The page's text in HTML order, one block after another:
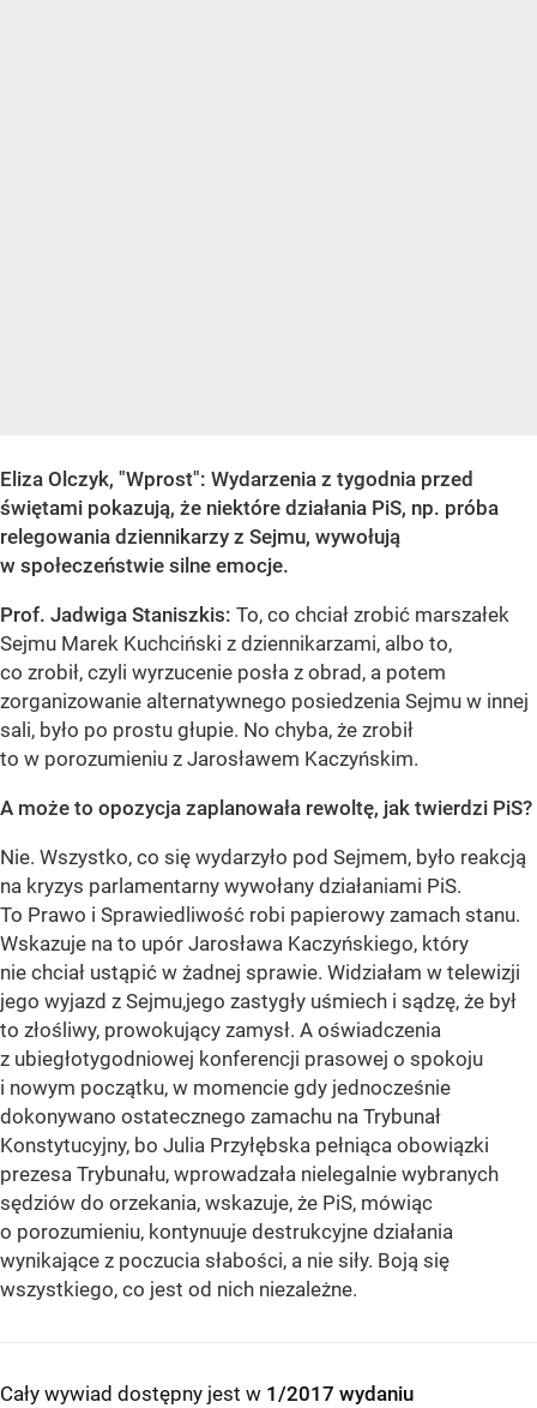
Eliza Olczyk, "Wprost": Wydarzenia z tygodnia przed
świętami pokazują, że niektóre działania PiS, np. próba
relegowania dziennikarzy z Sejmu, wywołują
w społeczeństwie silne emocje.
Prof. Jadwiga Staniszkis: To, co chciał zrobić marszałek
Sejmu Marek Kuchciński z dziennikarzami, albo to,
co zrobił, czyli wyrzucenie posła z obrad, a potem
zorganizowanie alternatywnego posiedzenia Sejmu w innej
sali, było po prostu głupie. No chyba, że zrobił
to w porozumieniu z Jarosławem Kaczyńskim.
A może to opozycja zaplanowała rewoltę, jak twierdzi PiS?
Nie. Wszystko, co się wydarzyło pod Sejmem, było reakcją
na kryzys parlamentarny wywołany działaniami PiS.
To Prawo i Sprawiedliwość robi papierowy zamach stanu.
Wskazuje na to upór Jarosława Kaczyńskiego, który
nie chciał ustąpić w żadnej sprawie. Widziałam w telewizji
jego wyjazd z Sejmu,jego zastygły uśmiech i sądzę, że był
to złośliwy, prowokujący zamysł. A oświadczenia
z ubiegłotygodniowej konferencji prasowej o spokoju
i nowym początku, w momencie gdy jednocześnie
dokonywano ostatecznego zamachu na Trybunał
Konstytucyjny, bo Julia Przyłębska pełniąca obowiązki
prezesa Trybunału, wprowadzała nielegalnie wybranych
sędziów do orzekania, wskazuje, że PiS, mówiąc
o porozumieniu, kontynuuje destrukcyjne działania
wynikające z poczucia słabości, a nie siły. Boją się
wszystkiego, co jest od nich niezależne.
Cały wywiad dostępny jest w 1/2017 wydaniu